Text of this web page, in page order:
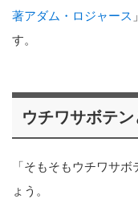
著アダム・ロジャース
す。
ウチワサボテン
「そもそもウチワサ
ょう。